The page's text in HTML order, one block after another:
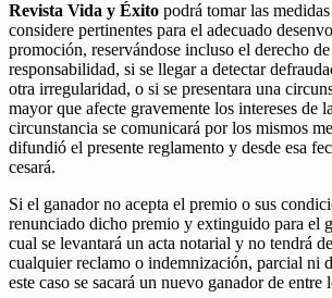
Revista Vida y Éxito podrá tomar las
considere pertinentes para el adecuado
promoción, reservándose incluso el derecho
responsabilidad, si se llegar a detectar
otra irregularidad, o si se presentara una
mayor que afecte gravemente los intereses de
circunstancia se comunicará por los mismos
difundió el presente reglamento y desde esa
cesará.
Si el ganador no acepta el premio o sus
renunciado dicho premio y extinguido para el
cual se levantará un acta notarial y no tendrá
cualquier reclamo o indemnización, parcial ni
este caso se sacará un nuevo ganador de entre